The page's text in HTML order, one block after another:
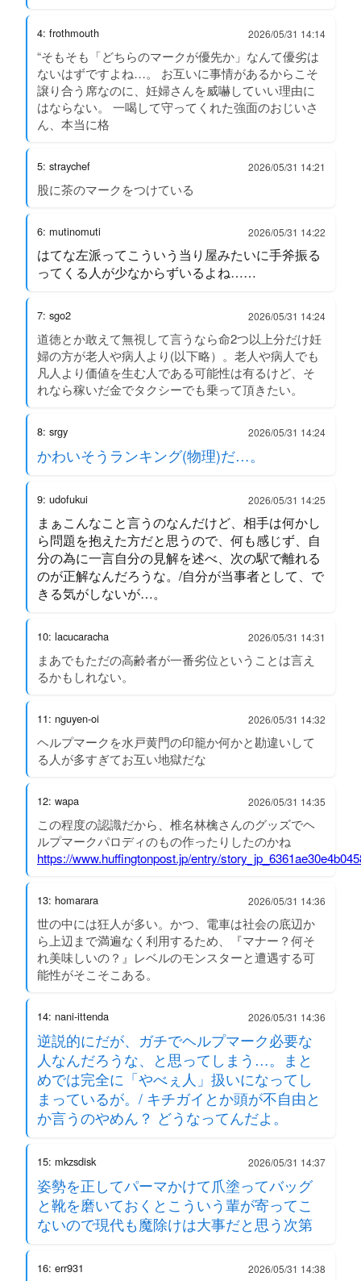
4: frothmouth 2026/05/31 14:14
“そもそも「どちらのマークが優先か」なんて優劣は
ないはずですよね…。 お互いに事情があるからこそ
譲り合う席なのに、妊婦さんを威嚇していい理由に
はならない。 一喝して守ってくれた強面のおじいさ
ん、本当に格
5: straychef 2026/05/31 14:21
股に茶のマークをつけている
6: mutinomuti 2026/05/31 14:22
はてな左派ってこういう当り屋みたいに手斧振る
ってくる人が少なからずいるよね……
7: sgo2 2026/05/31 14:24
道徳とか敢えて無視して言うなら命2つ以上分だけ妊
婦の方が老人や病人より(以下略）。老人や病人でも
凡人より価値を生む人である可能性は有るけど、そ
れなら稼いだ金でタクシーでも乗って頂きたい。
8: srgy 2026/05/31 14:24
かわいそうランキング(物理)だ…。
9: udofukui 2026/05/31 14:25
まぁこんなこと言うのなんだけど、相手は何かし
ら問題を抱えた方だと思うので、何も感じず、自
分の為に一言自分の見解を述べ、次の駅で離れる
のが正解なんだろうな。/自分が当事者として、で
きる気がしないが…。
10: lacucaracha 2026/05/31 14:31
まあでもただの高齢者が一番劣位ということは言え
るかもしれない。
11: nguyen-oi 2026/05/31 14:32
ヘルプマークを水戸黄門の印籠か何かと勘違いして
る人が多すぎてお互い地獄だな
12: wapa 2026/05/31 14:35
この程度の認識だから、椎名林檎さんのグッズでヘ
ルプマークパロディのもの作ったりしたのかね
https://www.huffingtonpost.jp/entry/
13: homarara 2026/05/31 14:36
世の中には狂人が多い。かつ、電車は社会の底辺か
ら上辺まで満遍なく利用するため、『マナー？何そ
れ美味しいの？』レベルのモンスターと遭遇する可
能性がそこそこある。
14: nani-ittenda 2026/05/31 14:36
逆説的にだが、ガチでヘルプマーク必要な
人なんだろうな、と思ってしまう…。まと
めでは完全に「やべぇ人」扱いになってし
まっているが。/ キチガイとか頭が不自由と
か言うのやめん？ どうなってんだよ。
15: mkzsdisk 2026/05/31 14:37
姿勢を正してパーマかけて爪塗ってバッグ
と靴を磨いておくとこういう輩が寄ってこ
ないので現代も魔除けは大事だと思う次第
16: err931 2026/05/31 14:38